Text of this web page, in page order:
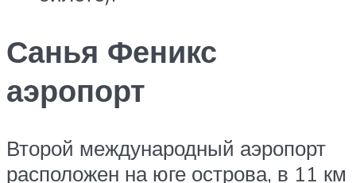
Санья Феникс
аэропорт
Второй международный аэропорт
расположен на юге острова, в 11 км